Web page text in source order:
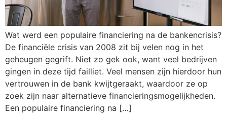
Wat werd een populaire financiering na de bankencrisis?
De financiële crisis van 2008 zit bij velen nog in het
geheugen gegrift. Niet zo gek ook, want veel bedrijven
gingen in deze tijd failliet. Veel mensen zijn hierdoor hun
vertrouwen in de bank kwijtgeraakt, waardoor ze op
zoek zijn naar alternatieve financieringsmogelijkheden.
Een populaire financiering na […]